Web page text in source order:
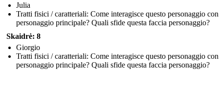
Julia
Tratti fisici / caratteriali: Come interagisce questo personaggio
personaggio principale? Quali sfide questa faccia personaggio?
Skaidrė: 8
Giorgio
Tratti fisici / caratteriali: Come interagisce questo personaggio
personaggio principale? Quali sfide questa faccia personaggio?